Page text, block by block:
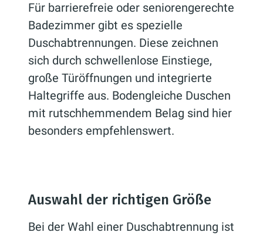
Für barrierefreie oder seniorengerechte
Badezimmer gibt es spezielle
Duschabtrennungen. Diese zeichnen
sich durch schwellenlose Einstiege,
große Türöffnungen und integrierte
Haltegriffe aus. Bodengleiche Duschen
mit rutschhemmendem Belag sind hier
besonders empfehlenswert.
Auswahl der richtigen Größe
Bei der Wahl einer Duschabtrennung ist